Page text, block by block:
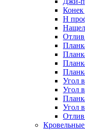
Конек
Н
Отлив
Угол
Угол
Угол
Отлив